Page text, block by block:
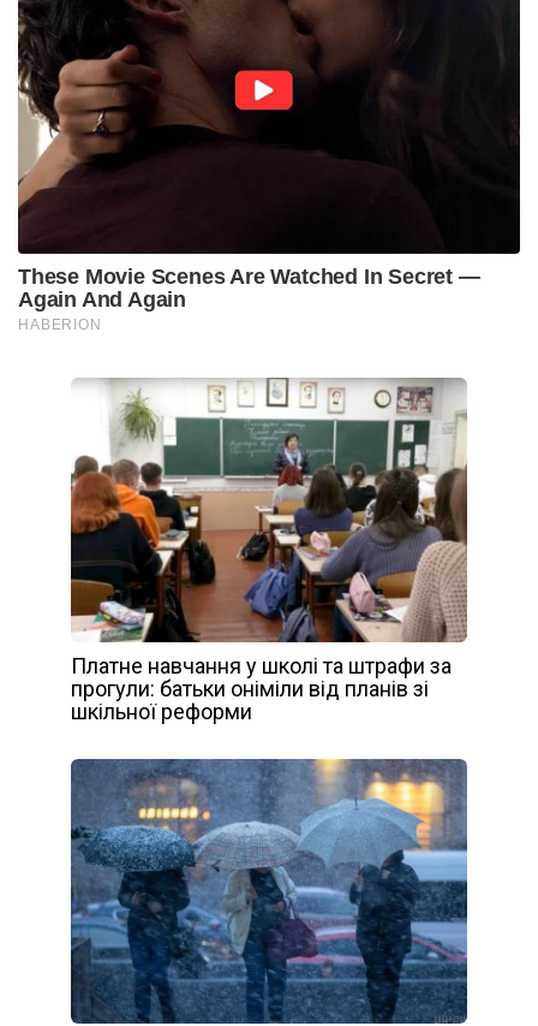
Платне навчання у школі та штрафи за
прогули: батьки оніміли від планів зі
шкільної реформи